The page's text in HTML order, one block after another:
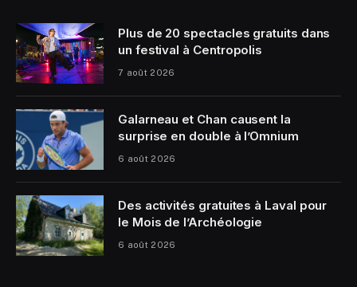
Plus de 20 spectacles gratuits dans
un festival à Centropolis
7 août 2026
Galarneau et Chan causent la
surprise en double à l’Omnium
6 août 2026
Des activités gratuites à Laval pour
le Mois de l’Archéologie
6 août 2026